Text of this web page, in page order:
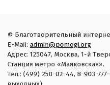
© Благотворительный
E-Mail: admin@pomogi.org
Адрес: 125047, Москва, 1-й
Станция метро «Маяковская».
Тел.: (499) 250-02-44, 8-903-